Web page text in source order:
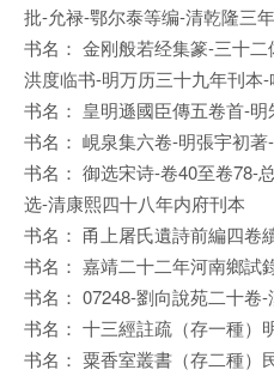
批-允禄-鄂尔泰等编-清乾隆三
书名： 金刚般若经集篆-三十
洪度临书-明万历三十九年刊本
书名： 皇明遜國臣傳五卷首-
书名： 峴泉集六卷-明張宇初著
书名： 御选宋诗-卷40至卷78-
选-清康熙四十八年内府刊本
书名： 甬上屠氏遺詩前編四卷
书名： 嘉靖二十二年河南鄉試
书名： 07248-劉向說苑二十卷
书名： 十三經註疏（存一種）
书名： 粟香室叢書（存二種）